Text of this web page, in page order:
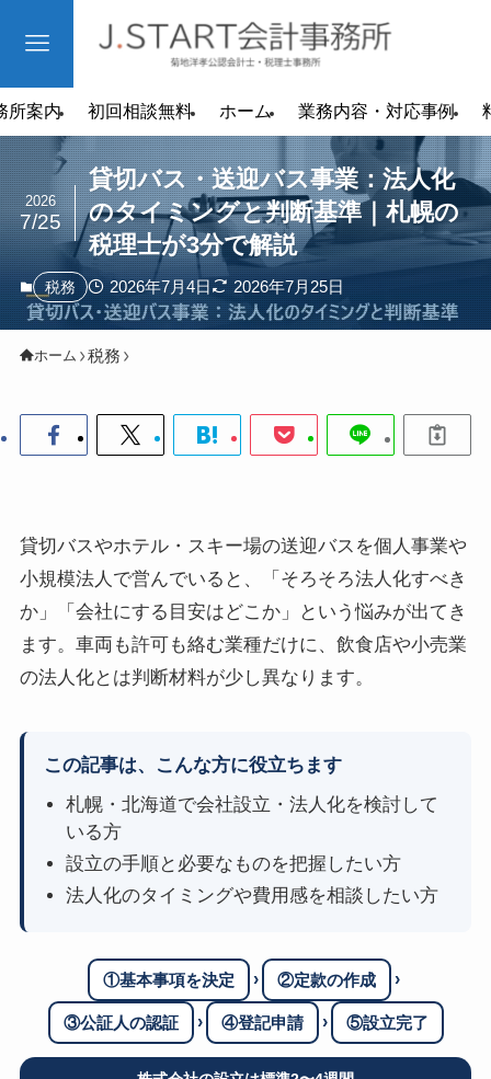
所案内 初回相談無料 ホーム 業務内容・対応事例
貸切バス・送迎バス事業：法人化
のタイミングと判断基準｜札幌の
税理士が3分で解説
2026
7/25
税務 2026年7月4日 2026年7月25日
ホーム 税務
貸切バスやホテル・スキー場の送迎バスを個人事業や
小規模法人で営んでいると、「そろそろ法人化すべき
か」「会社にする目安はどこか」という悩みが出てき
ます。車両も許可も絡む業種だけに、飲食店や小売業
の法人化とは判断材料が少し異なります。
この記事は、こんな方に役立ちます
札幌・北海道で会社設立・法人化を検討して
いる方
設立の手順と必要なものを把握したい方
法人化のタイミングや費用感を相談したい方
①基本事項を決定 › ②定款の作成 ›
③公証人の認証 › ④登記申請 › ⑤設立完了